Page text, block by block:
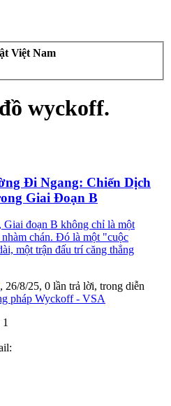
Việt Nam
wyckoff.
Đi Ngang: Chiến Dịch
Giai Đoạn B
Giai đoạn B không chỉ là một
chán. Đó là một "cuộc
một trận đấu trí căng thẳng
, 26/8/25, 0 lần trả lời, trong diễn
pháp Wyckoff - VSA